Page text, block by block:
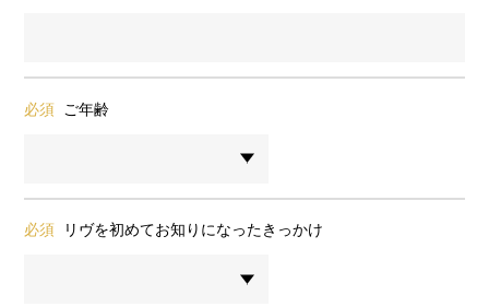
必須 ご年齢
必須 リヴを初めてお知りになったきっかけ